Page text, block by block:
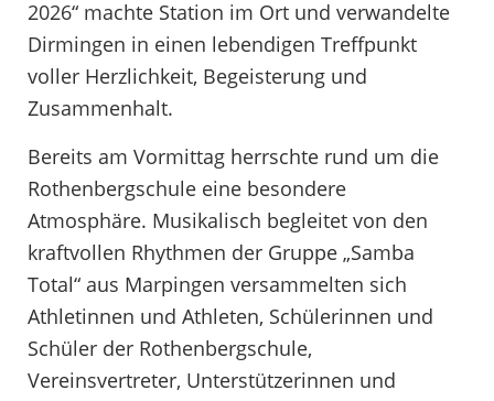
2026“ machte Station im Ort und verwandelte
Dirmingen in einen lebendigen Treffpunkt
voller Herzlichkeit, Begeisterung und
Zusammenhalt.
Bereits am Vormittag herrschte rund um die
Rothenbergschule eine besondere
Atmosphäre. Musikalisch begleitet von den
kraftvollen Rhythmen der Gruppe „Samba
Total“ aus Marpingen versammelten sich
Athletinnen und Athleten, Schülerinnen und
Schüler der Rothenbergschule,
Vereinsvertreter, Unterstützerinnen und